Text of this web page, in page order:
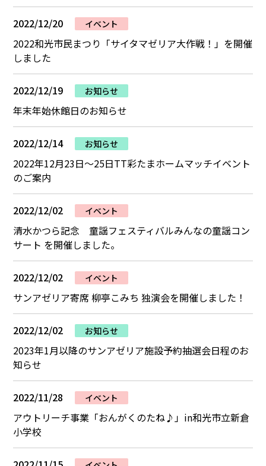
2022/12/20 イベント
2022和光市民まつり「サイタマゼリア大作戦！」を開催
しました
2022/12/19 お知らせ
年末年始休館日のお知らせ
2022/12/14 お知らせ
2022年12月23日～25日TT彩たまホームマッチイベント
のご案内
2022/12/02 イベント
清水かつら記念 童謡フェスティバルみんなの童謡コン
サート を開催しました。
2022/12/02 イベント
サンアゼリア寄席 柳亭こみち 独演会を開催しました！
2022/12/02 お知らせ
2023年1月以降のサンアゼリア施設予約抽選会日程のお
知らせ
2022/11/28 イベント
アウトリーチ事業「おんがくのたね♪」in和光市立新倉
小学校